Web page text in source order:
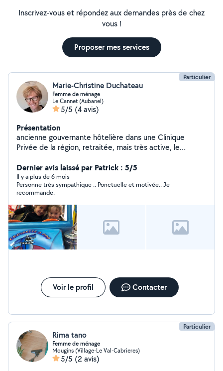
Inscrivez-vous et répondez aux demandes près de chez
vous !
Proposer mes services
Particulier
Marie-Christine Duchateau
Femme de ménage
Le Cannet (Aubanel)
5/5 (4 avis)
Présentation
ancienne gouvernante hôtelière dans une Clinique
Privée de la région, retraitée, mais très active, le
spécialité ! En toute confiance, pensez à moi !
Dernier avis laissé par Patrick : 5/5
Il y a plus de 6 mois
Personne très sympathique .. Ponctuelle et motivée.. Je
recommande.
Voir le profil Contacter
Particulier
Rima tano
Femme de ménage
Mougins (Village-Le Val-Cabrieres)
5/5 (2 avis)